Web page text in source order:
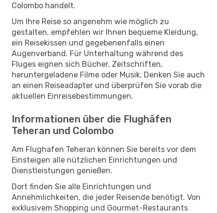
Colombo handelt.
Um Ihre Reise so angenehm wie möglich zu
gestalten, empfehlen wir Ihnen bequeme Kleidung,
ein Reisekissen und gegebenenfalls einen
Augenverband. Für Unterhaltung während des
Fluges eignen sich Bücher, Zeitschriften,
heruntergeladene Filme oder Musik. Denken Sie auch
an einen Reiseadapter und überprüfen Sie vorab die
aktuellen Einreisebestimmungen.
Informationen über die Flughäfen
Teheran und Colombo
Am Flughafen Teheran können Sie bereits vor dem
Einsteigen alle nützlichen Einrichtungen und
Dienstleistungen genießen.
Dort finden Sie alle Einrichtungen und
Annehmlichkeiten, die jeder Reisende benötigt. Von
exklusivem Shopping und Gourmet-Restaurants